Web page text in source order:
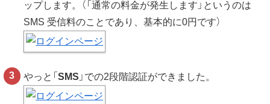
ップします。（「通常の料金が発生します」というのは
SMS 受信料のことであり、基本的に0円です）
やっと「SMS 」での2段階認証ができました。